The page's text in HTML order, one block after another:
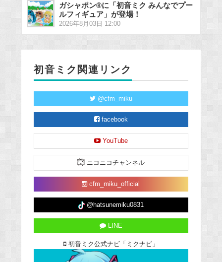
ガシャポン®に「初音ミク みんなでプー
ルフィギュア」が登場！
2026年8月03日 12:00
初音ミク関連リンク
@cfm_miku
facebook
YouTube
ニコニコチャンネル
cfm_miku_official
@hatsunemiku0831
LINE
初音ミク公式ナビ「ミクナビ」